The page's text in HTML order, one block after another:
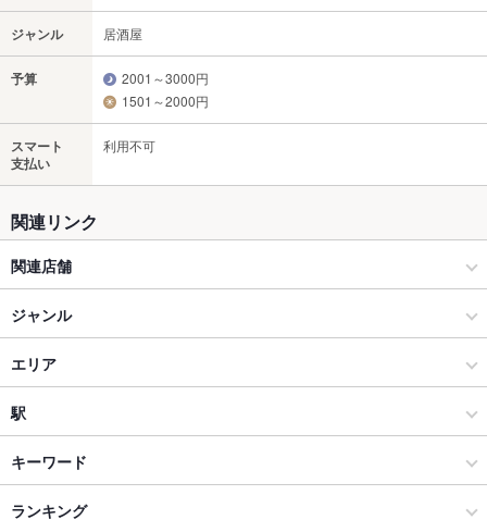
ジャンル 居酒屋
予算
2001～3000円
1501～2000円
スマート
支払い
利用不可
関連リンク
関連店舗
肉ト魚 大衆酒場 ひとめぼれ
ジャンル
居酒屋
和風
浜松 × 居酒屋
浜松 × 和風
エリア
浜松駅
浜松駅 × 居酒屋
浜松駅 × 和風
駅
新浜松駅
浜松駅
キーワード
からあげ
ランキング